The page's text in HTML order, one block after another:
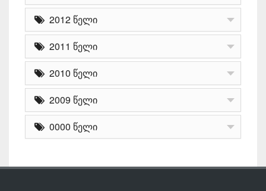
2012 წელი
2011 წელი
2010 წელი
2009 წელი
0000 წელი